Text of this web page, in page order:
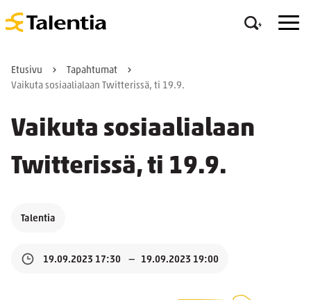
Etusivu
Tapahtumat
Vaikuta sosiaalialaan Twitterissä, ti 19.9.
Vaikuta sosiaalialaan
Twitterissä, ti 19.9.
Talentia
19.09.2023 17:30 19.09.2023 19:00